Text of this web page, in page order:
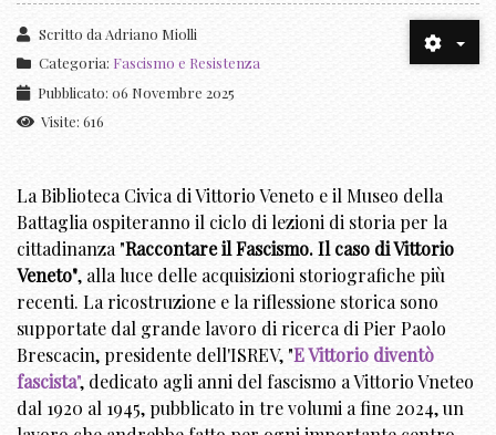
Scritto da Adriano Miolli
Categoria: Fascismo e Resistenza
Pubblicato: 06 Novembre 2025
Visite: 616
La Biblioteca Civica di Vittorio Veneto e il Museo della
Battaglia ospiteranno il ciclo di lezioni di storia per la
cittadinanza "Raccontare il Fascismo. Il caso di Vittorio
Veneto", alla luce delle acquisizioni storiografiche più
recenti. La ricostruzione e la riflessione storica sono
supportate dal grande lavoro di ricerca di Pier Paolo
Brescacin, presidente dell'ISREV, "E Vittorio diventò
fascista", dedicato agli anni del fascismo a Vittorio Vneteo
dal 1920 al 1945, pubblicato in tre volumi a fine 2024, un